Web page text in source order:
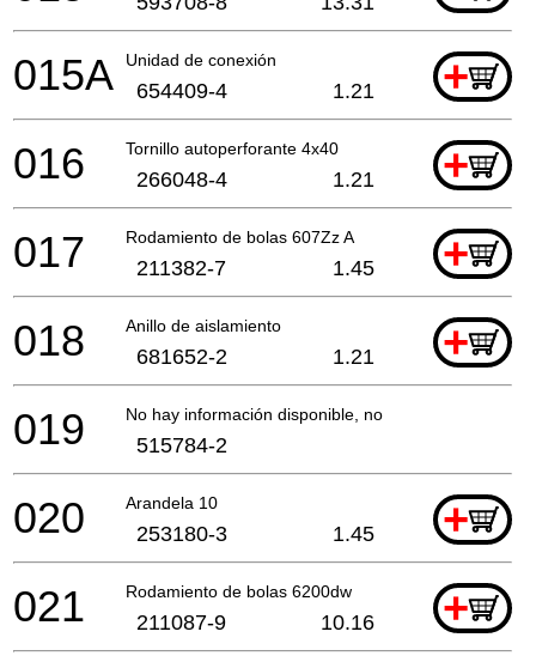
Unidad de conexión +
015A 654409-4 1.21
Tornillo autoperforante 4x40 +
016 266048-4 1.21
Rodamiento de bolas 607Zz A +
017 211382-7 1.45
Anillo de aislamiento +
018 681652-2 1.21
No hay información disponible, no se puede pedir
019 515784-2
Arandela 10 +
020 253180-3 1.45
Rodamiento de bolas 6200dw +
021 211087-9 10.16